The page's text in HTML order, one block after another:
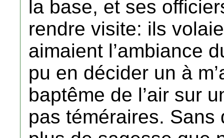
la base, et ses
rendre visite: ils
aimaient l’ambiance
pu en décider un à
baptême de l’air sur
pas téméraires.